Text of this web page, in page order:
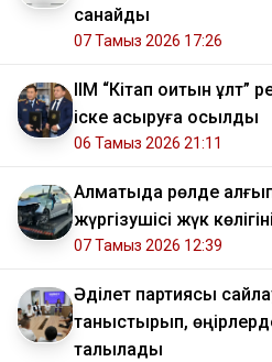
санайды
07 Тамыз 2026 17:26
ІІМ “Кітап оқитын
іске асыруға қосылды
06 Тамыз 2026 21:11
Алматыда рөлде
жүргізушісі жүк
07 Тамыз 2026 12:39
Әділет партиясы
таныстырып,
талқылады